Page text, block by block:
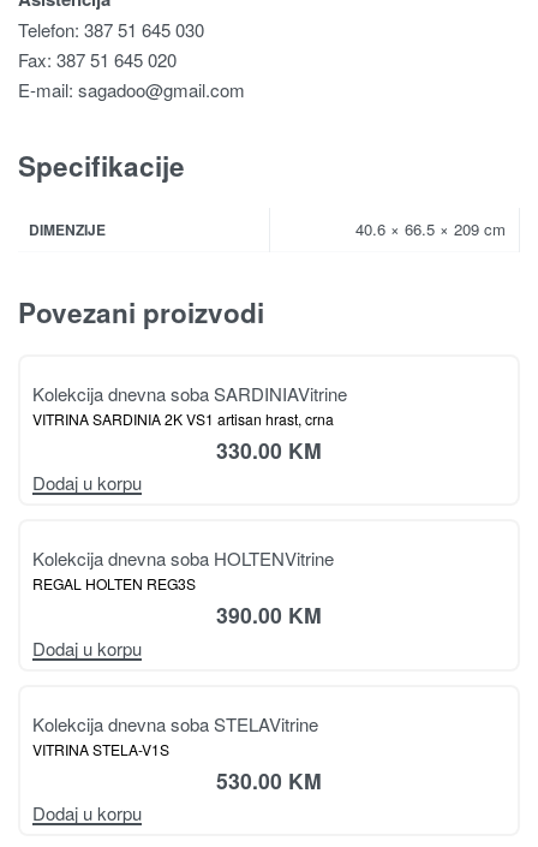
Telefon: 387 51 645 030
Fax: 387 51 645 020
E-mail: sagadoo@gmail.com
Specifikacije
DIMENZIJE 40.6 × 66.5 × 209 cm
Povezani proizvodi
Kolekcija dnevna soba SARDINIAVitrine
VITRINA SARDINIA 2K VS1 artisan hrast, crna
330.00 KM
Dodaj u korpu
Kolekcija dnevna soba HOLTENVitrine
REGAL HOLTEN REG3S
390.00 KM
Dodaj u korpu
Kolekcija dnevna soba STELAVitrine
VITRINA STELA-V1S
530.00 KM
Dodaj u korpu